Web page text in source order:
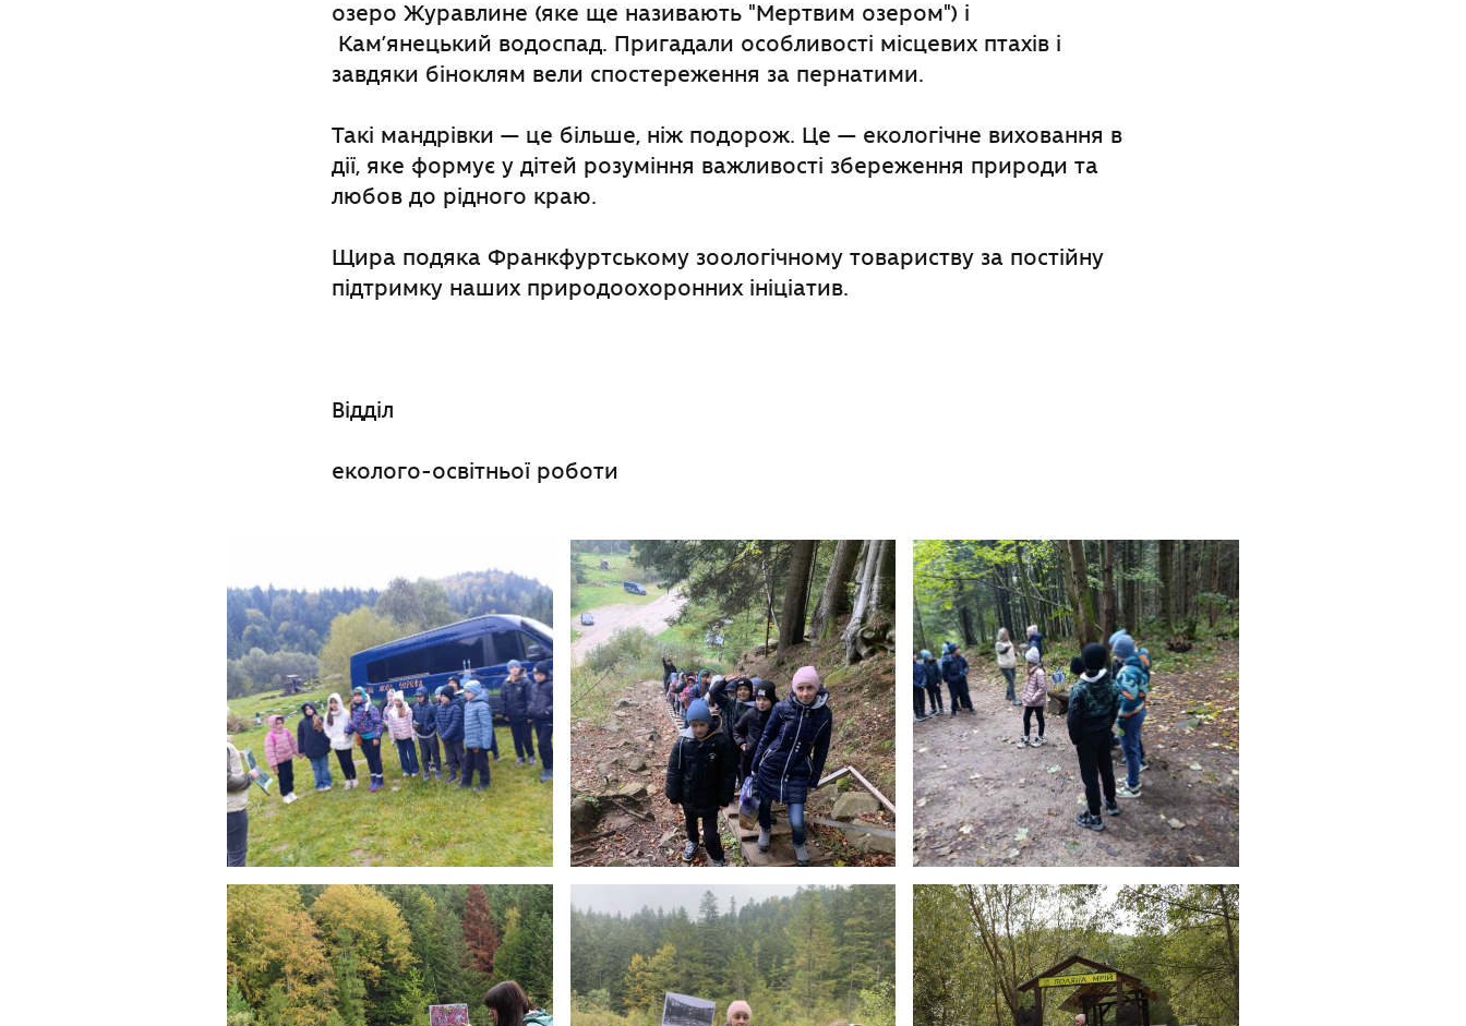
озеро Журавлине (яке ще називають "Мертвим озером") і
Кам’янецький водоспад. Пригадали особливості місцевих птахів і
завдяки біноклям вели спостереження за пернатими.
Такі мандрівки — це більше, ніж подорож. Це — екологічне виховання в
дії, яке формує у дітей розуміння важливості збереження природи та
любов до рідного краю.
Щира подяка Франкфуртському зоологічному товариству за постійну
підтримку наших природоохоронних ініціатив.
Відділ
еколого-освітньої роботи